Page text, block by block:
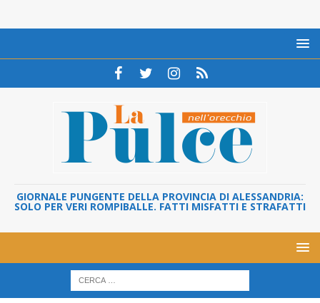
GIORNALE PUNGENTE DELLA PROVINCIA DI ALESSANDRIA:
SOLO PER VERI ROMPIBALLE. FATTI MISFATTI E STRAFATTI